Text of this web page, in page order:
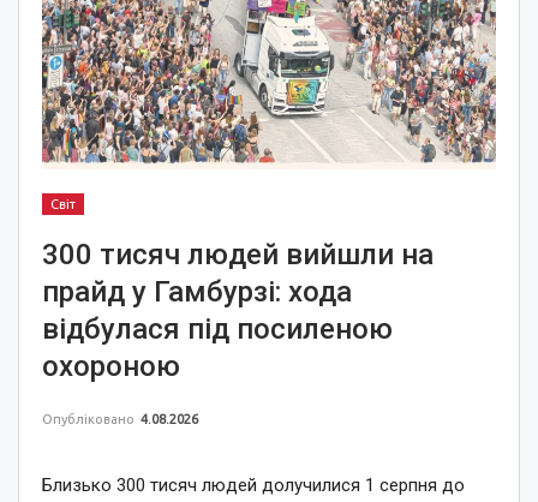
Світ
300 тисяч людей вийшли на
прайд у Гамбурзі: хода
відбулася під посиленою
охороною
Опубліковано 4.08.2026
Близько 300 тисяч людей долучилися 1 серпня до